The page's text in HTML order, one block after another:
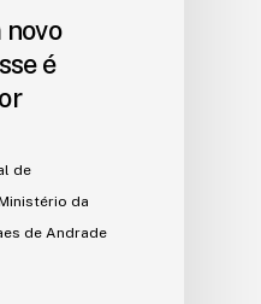
é
de
da
de Andrade